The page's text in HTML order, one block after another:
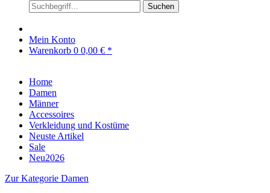
Suchen
Mein Konto
Warenkorb 0 0,00 € *
Home
Damen
Männer
Accessoires
Verkleidung und Kostüme
Neuste Artikel
Sale
Neu2026
Zur Kategorie Damen